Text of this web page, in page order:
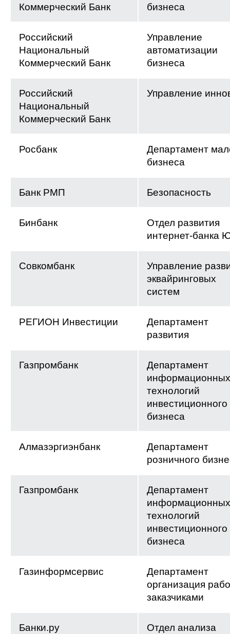
Коммерческий Банк
бизнеса
Российский
Национальный
Коммерческий Банк
Управление
автоматизации
бизнеса
Российский
Национальный
Коммерческий Банк
Управление
Росбанк
Департамент
бизнеса
Банк РМП Безопасность
Бинбанк
Отдел развития
интернет-банка
Совкомбанк
Управление
эквайринговых
систем
РЕГИОН Инвестиции
Департамент
развития
Газпромбанк
Департамент
информационных
технологий
инвестиционного
бизнеса
Алмазэргиэнбанк
Департамент
розничного
Газпромбанк
Департамент
информационных
технологий
инвестиционного
бизнеса
Газинформсервис
Департамент
организация
заказчиками
Банки.ру
Отдел анализа